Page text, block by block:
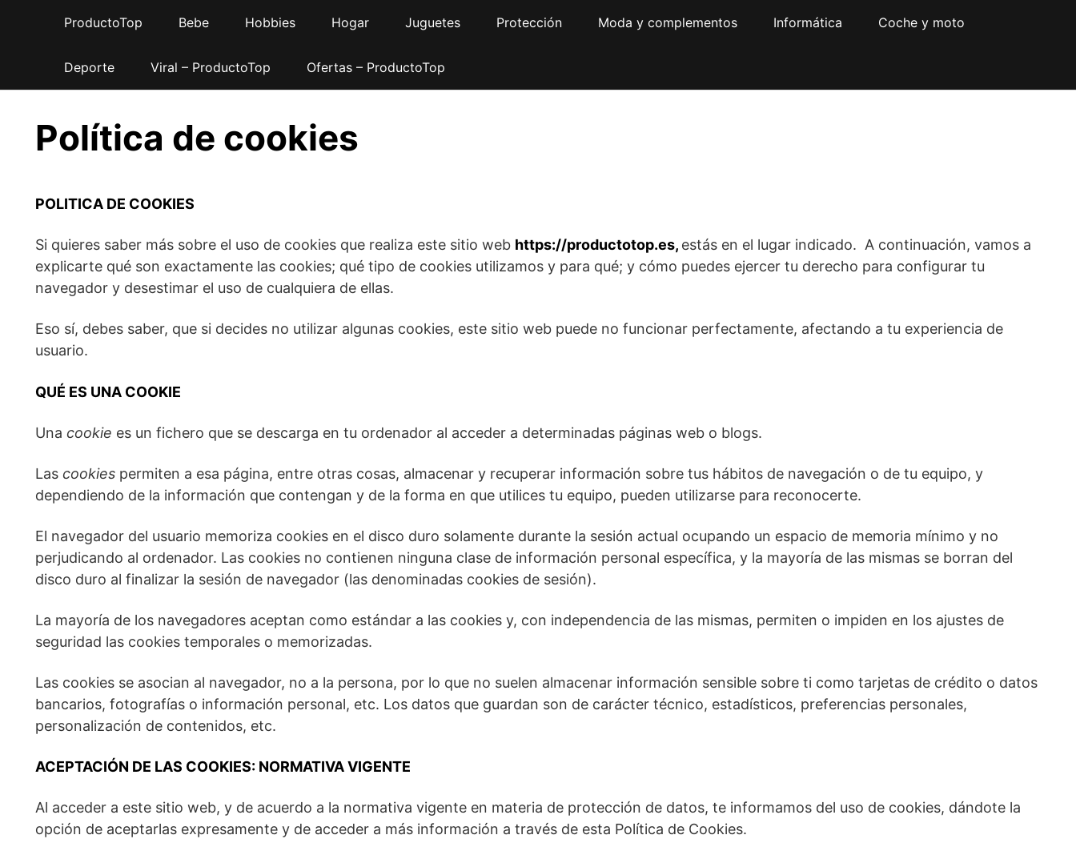
ProductoTop Bebe Hobbies Hogar Juguetes Protección Moda y complementos Informática Coche y moto
Deporte Viral – ProductoTop Ofertas – ProductoTop
Política de cookies
POLITICA DE COOKIES
Si quieres saber más sobre el uso de cookies que realiza este sitio web https://productotop.es, estás en el lugar indicado. A continuación, vamos a
explicarte qué son exactamente las cookies; qué tipo de cookies utilizamos y para qué; y cómo puedes ejercer tu derecho para configurar tu
navegador y desestimar el uso de cualquiera de ellas.
Eso sí, debes saber, que si decides no utilizar algunas cookies, este sitio web puede no funcionar perfectamente, afectando a tu experiencia de
usuario.
QUÉ ES UNA COOKIE
Una cookie es un fichero que se descarga en tu ordenador al acceder a determinadas páginas web o blogs.
Las cookies permiten a esa página, entre otras cosas, almacenar y recuperar información sobre tus hábitos de navegación o de tu equipo, y
dependiendo de la información que contengan y de la forma en que utilices tu equipo, pueden utilizarse para reconocerte.
El navegador del usuario memoriza cookies en el disco duro solamente durante la sesión actual ocupando un espacio de memoria mínimo y no
perjudicando al ordenador. Las cookies no contienen ninguna clase de información personal específica, y la mayoría de las mismas se borran del
disco duro al finalizar la sesión de navegador (las denominadas cookies de sesión).
La mayoría de los navegadores aceptan como estándar a las cookies y, con independencia de las mismas, permiten o impiden en los ajustes de
seguridad las cookies temporales o memorizadas.
Las cookies se asocian al navegador, no a la persona, por lo que no suelen almacenar información sensible sobre ti como tarjetas de crédito o datos
bancarios, fotografías o información personal, etc. Los datos que guardan son de carácter técnico, estadísticos, preferencias personales,
personalización de contenidos, etc.
ACEPTACIÓN DE LAS COOKIES: NORMATIVA VIGENTE
Al acceder a este sitio web, y de acuerdo a la normativa vigente en materia de protección de datos, te informamos del uso de cookies, dándote la
opción de aceptarlas expresamente y de acceder a más información a través de esta Política de Cookies.